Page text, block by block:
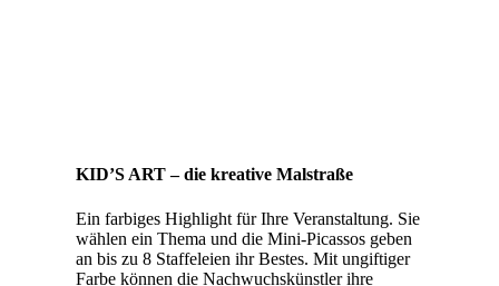
KID’S ART – die kreative Malstraße
Ein farbiges Highlight für Ihre Veranstaltung. Sie
wählen ein Thema und die Mini-Picassos geben
an bis zu 8 Staffeleien ihr Bestes. Mit ungiftiger
Farbe können die Nachwuchskünstler ihre